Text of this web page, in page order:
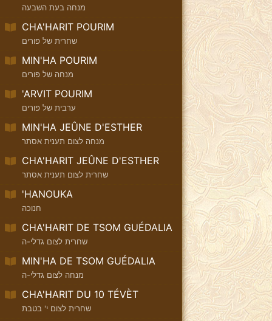
מנחה בעת השבעה
CHA'HARIT POURIM
שחרית של פורים
MIN'HA POURIM
מנחה של פורים
'ARVIT POURIM
ערבית של פורים
MIN'HA JEÛNE D'ESTHER
מנחה לצום תענית אסתר
CHA'HARIT JEÛNE D'ESTHER
שחרית לצום תענית אסתר
'HANOUKA
חנוכה
CHA'HARIT DE TSOM GUÉDALIA
שחרית לצום גדלי-ה
MIN'HA DE TSOM GUÉDALIA
מנחה לצום גדלי-ה
CHA'HARIT DU 10 TÉVÈT
שחרית לצום י' בטבת